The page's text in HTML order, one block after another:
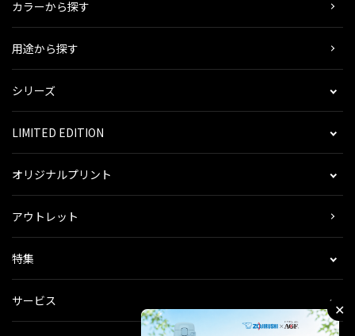
カラーから探す
用途から探す
シリーズ
LIMITED EDITION
オリジナルプリント
アウトレット
特集
サービス ✕